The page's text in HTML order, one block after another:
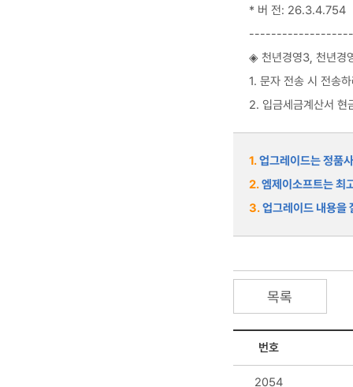
* 버 전: 26.3.4.754
◈ 천년경영3, 천년경
1. 문자 전송 시 전송
2. 입금세금계산서 현
1.업그레이드는 정품
2.엠제이소프트는 최
3.업그레이드 내용을
목록
번호
2054